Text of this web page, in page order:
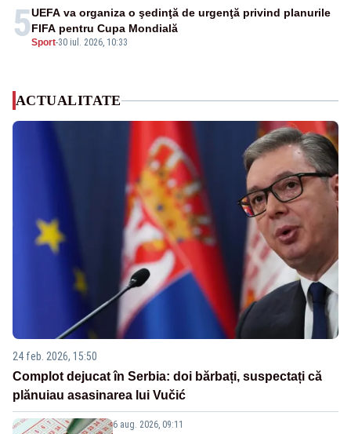
5Sport-30 iul. 2026, 10:33
UEFA va organiza o şedinţă de urgenţă privind planurile
FIFA pentru Cupa Mondială
ACTUALITATE
24 feb. 2026, 15:50
Complot dejucat în Serbia: doi bărbați, suspectați că
plănuiau asasinarea lui Vučić
6 aug. 2026, 09:11